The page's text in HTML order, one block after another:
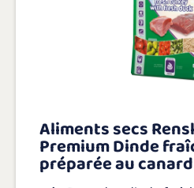
Aliments secs
Premium Dinde
préparée au canard